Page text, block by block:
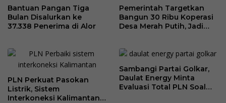
Bantuan Pangan Tiga
Bulan Disalurkan ke
37.338 Penerima di Alor
Pemerintah Targetkan
Bangun 30 Ribu Koperasi
Desa Merah Putih, Jadi
Desa
PLN Perkuat Pasokan
Listrik, Sistem
Interkoneksi Kalimantan
Sambangi Partai Golkar,
Daulat Energy Minta
Evaluasi Total PLN Soal